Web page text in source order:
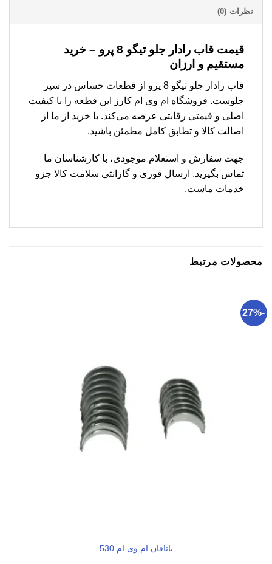
نظرات (0)
قیمت قاب رادار جلو تیگو 8 پرو – خرید
مستقیم و ارزان
قاب رادار جلو تیگو 8 پرو از قطعات حساس در سپر
جلوست. فروشگاه ام وی ام کارز این قطعه را با کیفیت
اصلی و قیمتی رقابتی عرضه می‌کند. با خرید از ما از
اصالت کالا و تطابق کامل مطمئن باشید.
جهت سفارش و استعلام موجودی، با کارشناسان ما
تماس بگیرید. ارسال فوری و گارانتی سلامت کالا جزو
خدمات ماست.
محصولات مرتبط
-27%
یاتاقان ام وی ام 530